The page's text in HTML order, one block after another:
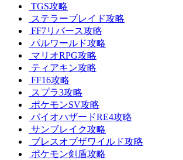
TGS攻略
ステラーブレイド攻略
FF7リバース攻略
パルワールド攻略
マリオRPG攻略
ティアキン攻略
FF16攻略
スプラ3攻略
ポケモンSV攻略
バイオハザードRE4攻略
サンブレイク攻略
ブレスオブザワイルド攻略
ポケモン剣盾攻略